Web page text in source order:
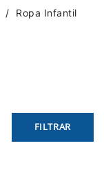
Ropa Infantil
FILTRAR